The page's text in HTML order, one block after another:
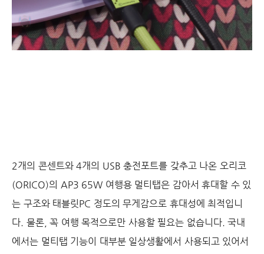
2개의 콘센트와 4개의 USB 충전포트를 갖추고 나온 오리코
(ORICO)의 AP3 65W 여행용 멀티탭은 감아서 휴대할 수 있
는 구조와 태블릿PC 정도의 무게감으로 휴대성에 최적입니
다. 물론, 꼭 여행 목적으로만 사용할 필요는 없습니다. 국내
에서는 멀티탭 기능이 대부분 일상생활에서 사용되고 있어서